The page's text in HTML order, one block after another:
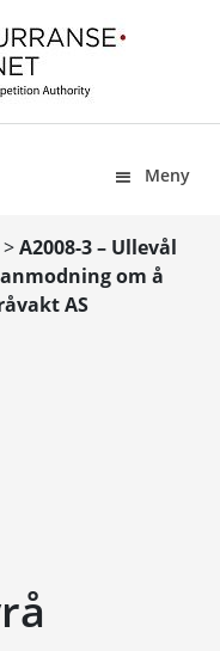
Meny
>A2008-3 – Ullevål
anmodning om å
AS